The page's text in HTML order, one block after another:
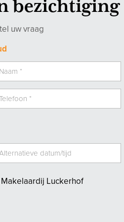
bezichtiging
uw vraag
Luckerhof